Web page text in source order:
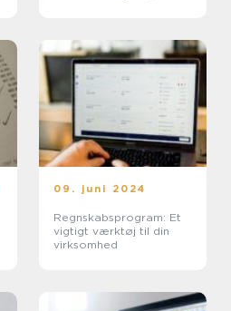
09. juni 2024
Regnskabsprogram: Et
vigtigt værktøj til din
virksomhed